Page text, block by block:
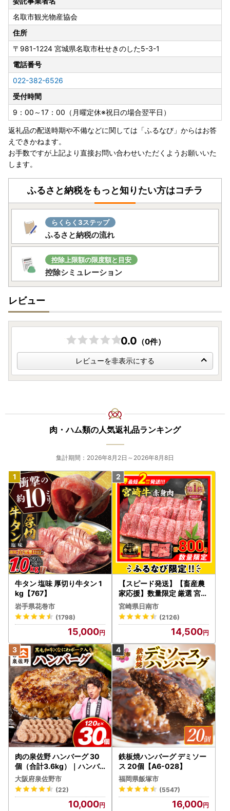
いつも名取市を応援いただき、ありがとうございます。
夏季休業期間中（8月8日～8月16日）、お問い合わせセンタ
ーはカレンダー通りにお休みをいただきます。
なお、返礼品は発送元事業者のお休みにより発送時期は異な
りますが、
8月7日以降のお申し込みは8月17日以降の発送となる場合が
ございます。
何卒ご了承くださいますようお願いいたします。
※ご寄附の前に必ずご確認をお願いいたします※
・ご寄附お申し込み後のキャンセル、返礼品の変更・返品は
できません。
・寄附者様のご都合により返礼品がお届けできない場合、返
礼品の再送は致しません。
・返礼品により配送できない地域がございます。ページ内の
・名取市内にお住まいの方からのご寄附は受け付けできませ
んのでご了承ください。
■お礼の品のお届け時期について
・ご寄附決済完了を当市にて確認後、順次、取扱事業者（配
送元）へ発送依頼を行います。
・お申し込みから返礼品お届けまでの期間は、返礼品により
異なります。返礼品ページにてご確認ください。
※返礼品ページにて納期の記載がない場合は、お問い合わせ
センターまでお知らせください。
※年末年始等の繁忙期や、GW等の長期休暇時は目安よりも
お日にちをいただく場合がございます。
※返礼品により配送日指定のご希望をいただいても、承れな
い場合がございます。
います。
■お礼の品のお届け先の変更について
・返礼品の準備状況により配送先変更を承れず、変更前の配
送先へ発送される場合がございます。
・お届け先ご住所などに相違がないか必ずご確認いただき、
変更が発生した際も、上記お問い合わせセンターまでお早め
にご連絡をお願いいたします。
※変更前の配送先へ発送された場合、寄附者様から直接配送
業者へ転送手配をお願いいたします。
※転送料金が発生する可能性がございます。その際は、お届
け先でのご負担となりますのでご了承ください。
■ワンストップ特例申請書について
お申し込み時にワンストップ申請について「希望する」をご
選択いただいた方にのみ、寄附金受領証明書と一緒に郵送い
たします。
■お問い合わせについて
【返礼品に関するお問い合わせ先】
一般社団法人 名取市観光物産協会
メール：furusato@kankou.natori.miyagi.jp
TEL：022-382-6526（9:00～17:00 月曜定休※祝日の場
合は翌日）
【受領証やワンストップ特例申請に関するお問い合わせ先】
〒981-1292 宮城県名取市増田字柳田80番地
名取市役所 財政課
メール：furusato-kifu@city.natori.miyagi.jp
TEL：022-724-7155
名取市観光物産協会
住所
〒981-1224 宮城県名取市杜せきのした5-3-1
電話番号
022-382-6526
受付時間
9：00～17：00（月曜定休※祝日の場合翌平日）
返礼品の配送時期や不備などに関しては「ふるなび」からはお答
えできかねます。
お手数ですが上記より直接お問い合わせいただくようお願いいた
します。
ふるさと納税をもっと知りたい方はコチラ
らくらく3ステップ
ふるさと納税の流れ
控除上限額の限度額と目安
控除シミュレーション
レビュー
0.0 （0件）
レビューを非表示にする
肉・ハム類の人気返礼品ランキング
集計期間：2026年8月2日～2026年8月8日
牛タン 塩味 厚切り牛タン 1
kg【767】
岩手県花巻市
(1798)
15,000
【スピード発送】【畜産農
家応援】数量限定 厳選 宮崎
牛 赤身 焼肉 計800g FN-Li
mited-PR_BDV5-26-2W
宮崎県日南市
(2126)
14,500
肉の泉佐野 ハンバーグ 30
個（合計3.6kg）｜ハンバ
ーグ 訳あり 黒毛和牛×なに
わポーク
大阪府泉佐野市
(22)
10,000
鉄板焼ハンバーグ デミソー
ス 20個【A6-028】
福岡県飯塚市
(5547)
16,000